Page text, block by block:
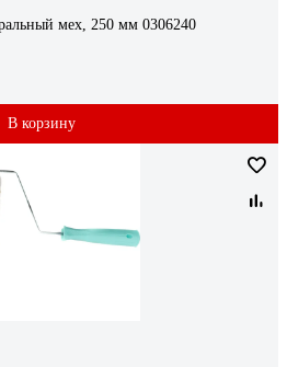
мех, 250 мм 0306240
В корзину